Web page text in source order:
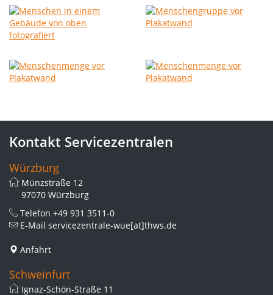
Kontakt Servicezentralen
Würzburg
Münzstraße 12
97070 Würzburg
Telefon +49 931 3511-0
E-Mail servicezentrale-wue[at]thws.de
Anfahrt
Schweinfurt
Ignaz-Schön-Straße 11